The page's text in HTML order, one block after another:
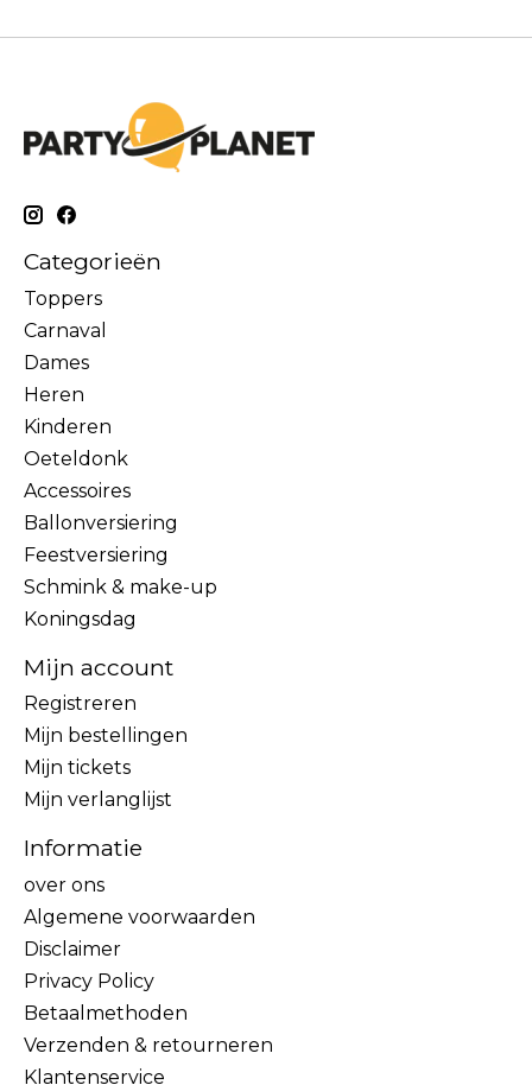
Categorieën
Toppers
Carnaval
Dames
Heren
Kinderen
Oeteldonk
Accessoires
Ballonversiering
Feestversiering
Schmink & make-up
Koningsdag
Mijn account
Registreren
Mijn bestellingen
Mijn tickets
Mijn verlanglijst
Informatie
over ons
Algemene voorwaarden
Disclaimer
Privacy Policy
Betaalmethoden
Verzenden & retourneren
Klantenservice